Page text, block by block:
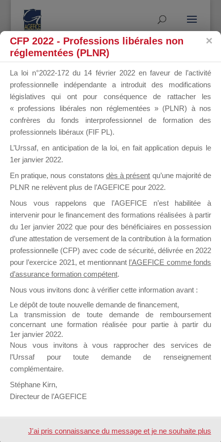
MAGREZ
MARIE-
LINE
il y a un an
Sujets démarrés Mes réponses
Mes favoris
Aucun sujet n’a été trouvé ici.
CFP 2022 - Professions libérales non
réglementées (PLNR)
La loi n°2022-172 du 14 février 2022 en faveur de l’activité
professionnelle indépendante a introduit des modifications
législatives qui ont pour conséquence de rattacher les
« professions libérales non réglementées » (PLNR) à nos
confrères du fonds interprofessionnel de formation des
professionnels libéraux (FIF PL).
L’Urssaf, en anticipation de la loi, en fait application depuis le
1er janvier 2022.
En pratique, nous constatons dès à présent qu’une majorité de
PLNR ne relèvent plus de l’AGEFICE pour 2022.
Nous vous rappelons que l’AGEFICE n’est habilitée à
intervenir pour le financement des formations réalisées à partir
du 1er janvier 2022 que pour des bénéficiaires en possession
d’une attestation de versement de la contribution à la formation
professionnelle (CFP) avec code de sécurité, délivrée en 2022
pour l’exercice 2021, et mentionnant l’AGEFICE comme fonds
d’assurance formation compétent.
Nous vous invitons donc à vérifier cette information avant :
Le dépôt de toute nouvelle demande de financement,
La transmission de toute demande de remboursement
concernant une formation réalisée pour partie à partir du
1er janvier 2022.
Nous vous invitons à vous rapprocher des services de
l’Urssaf pour toute demande de renseignement
complémentaire.
Stéphane Kirn,
Directeur de l’AGEFICE
J'ai pris connaissance du message et je ne souhaite plus